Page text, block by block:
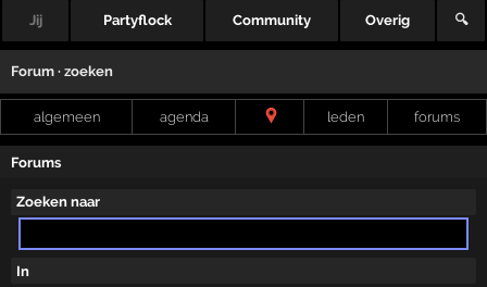
Jij Partyflock Community Overig 🔍
Forum · zoeken
algemeen agenda leden forums
Forums
Zoeken naar
In